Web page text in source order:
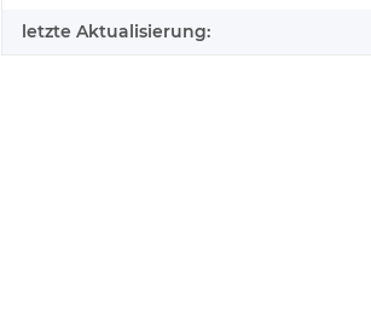
letzte Aktualisierung: